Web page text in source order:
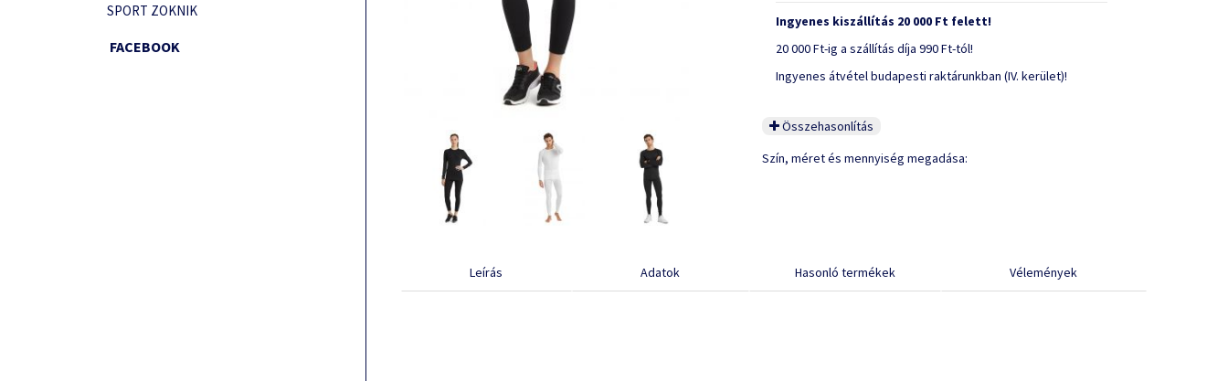
SPORT ZOKNIK
FACEBOOK
Ingyenes kiszállítás 20 000 Ft felett!
20 000 Ft-ig a szállítás díja 990 Ft-tól!
Ingyenes átvétel budapesti raktárunkban (IV. kerület)!
Összehasonlítás
Szín, méret és mennyiség megadása:
Leírás Adatok Hasonló termékek Vélemények